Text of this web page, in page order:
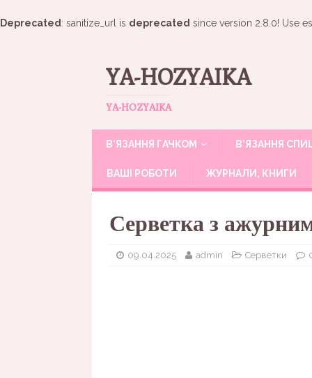
Deprecated : sanitize_url is deprecated since version 2.8.0! Use
YA-HOZYAIKA
YA-HOZYAIKA
В’ЯЗАННЯ ГАЧКОМ В’ЯЗАННЯ
ВАШІ РОБОТИ ЖУРНАЛИ, КНИГИ
Серветка з
09.04.2025 admin Серветки